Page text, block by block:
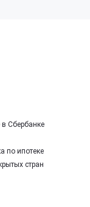
Сбербанке
по ипотеке
стран